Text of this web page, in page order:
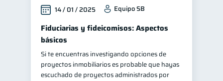
14 / 01 / 2025 Equipo SB
Fiduciarias y fideicomisos: Aspectos
básicos
Si te encuentras investigando opciones de
proyectos inmobiliarios es probable que hayas
escuchado de proyectos administrados por